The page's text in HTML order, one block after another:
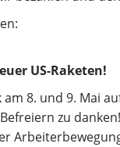
US-Raketen!
8. und 9. Mai
zu